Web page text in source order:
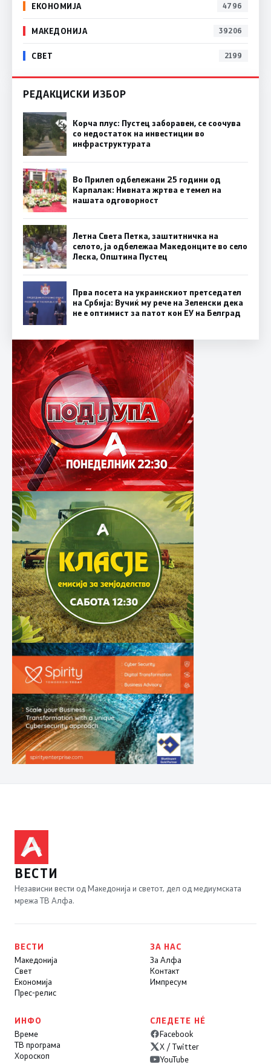
ЕКОНОМИЈА 4796
МАКЕДОНИЈА 39206
СВЕТ 2199
РЕДАКЦИСКИ ИЗБОР
Корча плус: Пустец заборавен, се соочува
со недостаток на инвестиции во
инфраструктурата
Во Прилеп одбележани 25 години од
Карпалак: Нивната жртва е темел на
нашата одговорност
Летна Света Петка, заштитничка на
селото, ја одбележаа Македонците во село
Леска, Општина Пустец
Прва посета на украинскиот претседател
на Србија: Вучиќ му рече на Зеленски дека
не е оптимист за патот кон ЕУ на Белград
ВЕСТИ
Независни вести од Македонија и светот, дел од медиумската
мрежа ТВ Алфа.
ВЕСТИ
Македонија
Свет
Економија
Прес-релис
ЗА НАС
За Алфа
Контакт
Импресум
ИНФО
Време
ТВ програма
Хороскоп
СЛЕДЕТЕ НÉ
Facebook
X / Twitter
YouTube